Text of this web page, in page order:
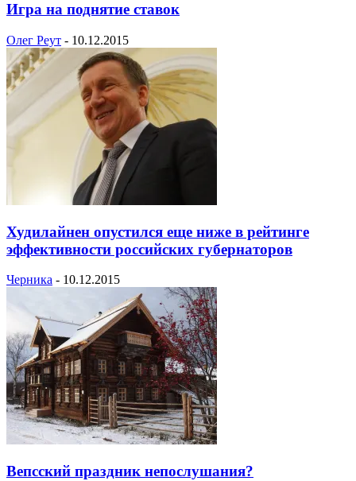
Игра на поднятие ставок
Олег Реут - 10.12.2015
Худилайнен опустился еще ниже в рейтинге
эффективности российских губернаторов
Черника - 10.12.2015
Вепсский праздник непослушания?